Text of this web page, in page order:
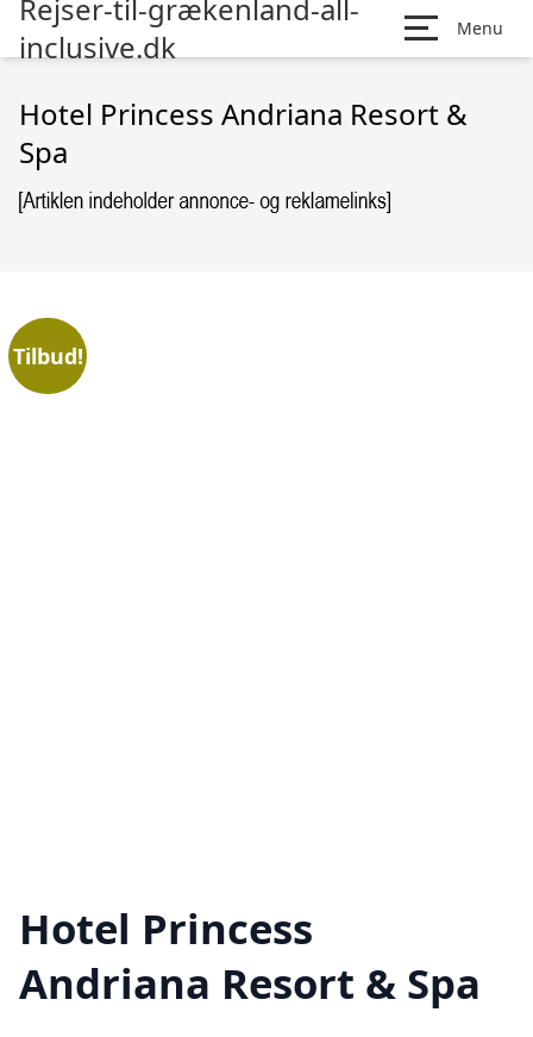
Rejser-til-grækenland-all-
inclusive.dk
Menu
Hotel Princess Andriana Resort &
Spa
Tilbud!
Hotel Princess
Andriana Resort & Spa